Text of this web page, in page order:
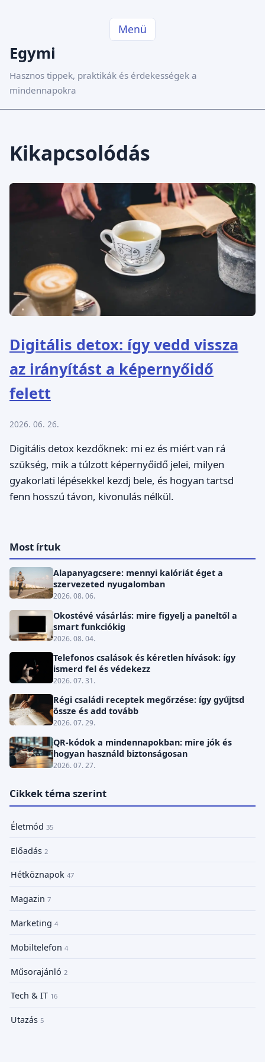
Menü
Egymi
Hasznos tippek, praktikák és érdekességek a
mindennapokra
Kikapcsolódás
Digitális detox: így vedd vissza
az irányítást a képernyőidő
felett
2026. 06. 26.
Digitális detox kezdőknek: mi ez és miért van rá
szükség, mik a túlzott képernyőidő jelei, milyen
gyakorlati lépésekkel kezdj bele, és hogyan tartsd
fenn hosszú távon, kivonulás nélkül.
Most írtuk
Alapanyagcsere: mennyi kalóriát éget a
szervezeted nyugalomban
2026. 08. 06.
Okostévé vásárlás: mire figyelj a paneltől a
smart funkciókig
2026. 08. 04.
Telefonos csalások és kéretlen hívások: így
ismerd fel és védekezz
2026. 07. 31.
Régi családi receptek megőrzése: így gyűjtsd
össze és add tovább
2026. 07. 29.
QR-kódok a mindennapokban: mire jók és
hogyan használd biztonságosan
2026. 07. 27.
Cikkek téma szerint
Életmód 35
Előadás 2
Hétköznapok 47
Magazin 7
Marketing 4
Mobiltelefon 4
Műsorajánló 2
Tech & IT 16
Utazás 5